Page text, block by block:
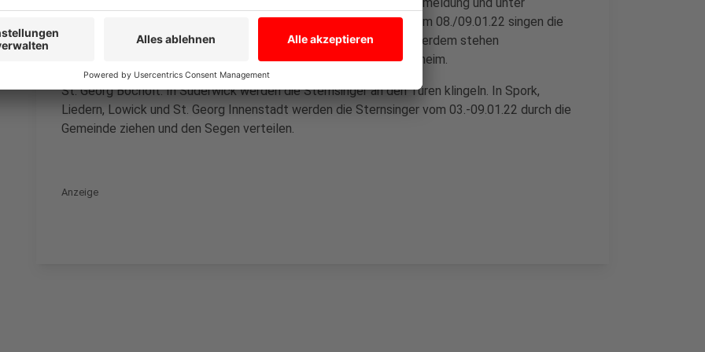
Beachtung der A-H-A-Regeln. Vor und nach den Gottesdiensten am 08./09.01.22 singen die
Sternsinger „ihr“ Lied und verteilen Aufkleber mit dem Segen. Außerdem stehen
Sternsingergruppen abwechselnd vor den Kirchen und vorm Pfarrheim.
St. Georg Bocholt: In Suderwick werden die Sternsinger an den Türen klingeln. In Spork,
Liedern, Lowick und St. Georg Innenstadt werden die Sternsinger vom 03.-09.01.22 durch die
Gemeinde ziehen und den Segen verteilen.
Anzeige